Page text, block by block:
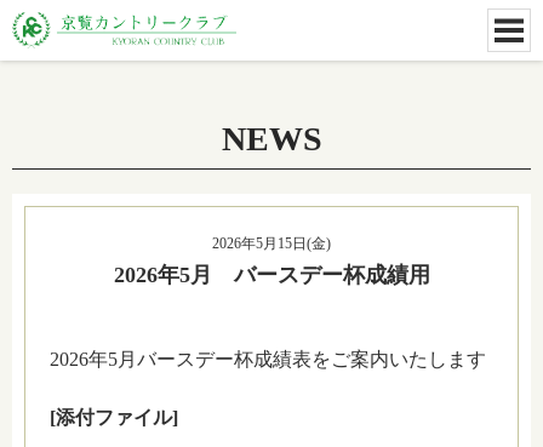
NEWS
2026年5月15日(金)
2026年5月 バースデー杯成績用
2026年5月バースデー杯成績表をご案内いたします
[添付ファイル]